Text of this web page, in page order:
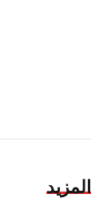
المزيد